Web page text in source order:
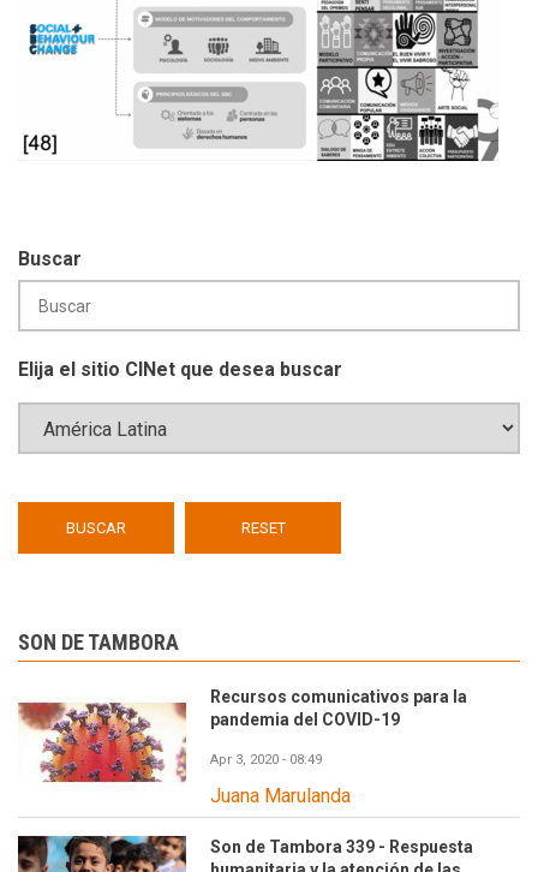
Buscar
Elija el sitio CINet que desea buscar
SON DE TAMBORA
Recursos comunicativos para la
pandemia del COVID-19
Apr 3, 2020 - 08:49
Juana Marulanda
Son de Tambora 339 - Respuesta